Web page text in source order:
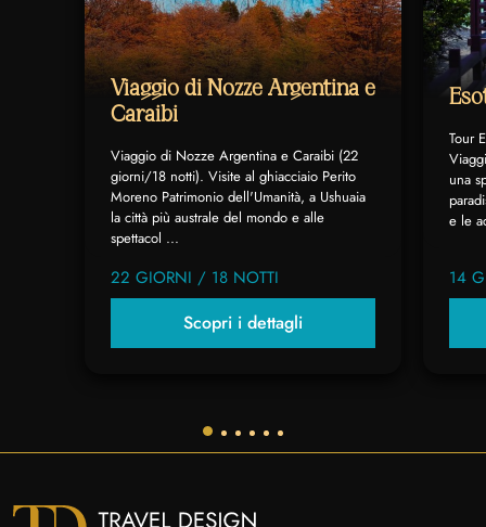
Viaggio di Nozze Argentina e
Caraibi
Viaggio di Nozze Argentina e Caraibi (22
giorni/18 notti). Visite al ghiacciaio Perito
Moreno Patrimonio dell'Umanità, a Ushuaia
la città più australe del mondo e alle
spettacol ...
22 GIORNI / 18 NOTTI
Scopri i dettagli
Tour
una
e le
14